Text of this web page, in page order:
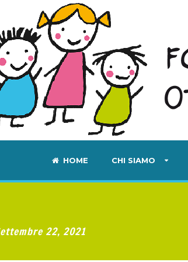
HOME CHI SIAMO
22, 2021